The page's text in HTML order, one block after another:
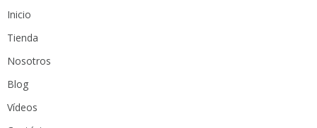
Inicio
Tienda
Nosotros
Blog
Vídeos